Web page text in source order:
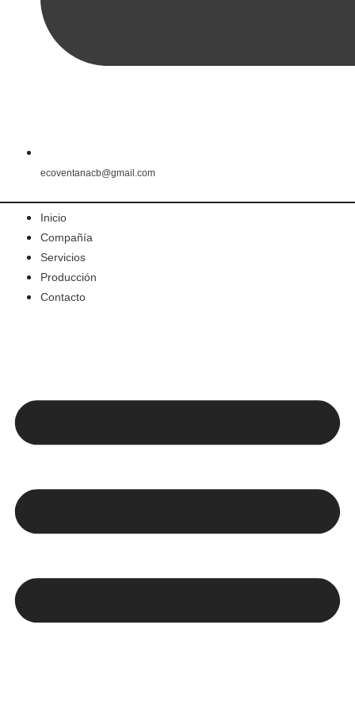
ecoventanacb@gmail.com
Inicio
Compañía
Servicios
Producción
Contacto